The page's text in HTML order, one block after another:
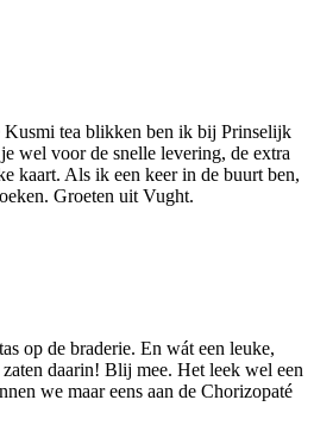
tea blikken ben ik bij Prinselijk
wel voor de snelle levering, de extra
kaart. Als ik een keer in de buurt ben,
Groeten uit Vught.
op de braderie. En wát een leuke,
daarin! Blij mee. Het leek wel een
we maar eens aan de Chorizopaté